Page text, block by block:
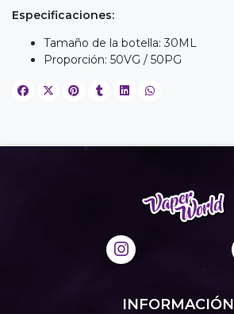
Especificaciones:
Tamaño de la botella: 30ML
Proporción: 50VG / 50PG
INFORMACIÓN